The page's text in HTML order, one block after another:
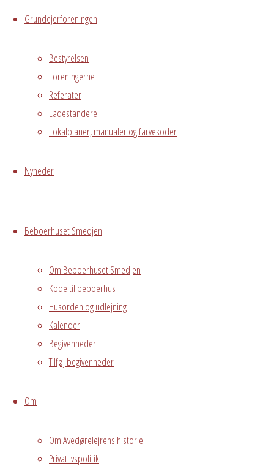
Grundejerforeningen
Bestyrelsen
Foreningerne
Referater
Ladestandere
Lokalplaner, manualer og farvekoder
Nyheder
Beboerhuset Smedjen
Om Beboerhuset Smedjen
Kode til beboerhus
Husorden og udlejning
Kalender
Begivenheder
Tilføj begivenheder
Om
Om Avedørelejrens historie
Privatlivspolitik
Din e-
publiceret.